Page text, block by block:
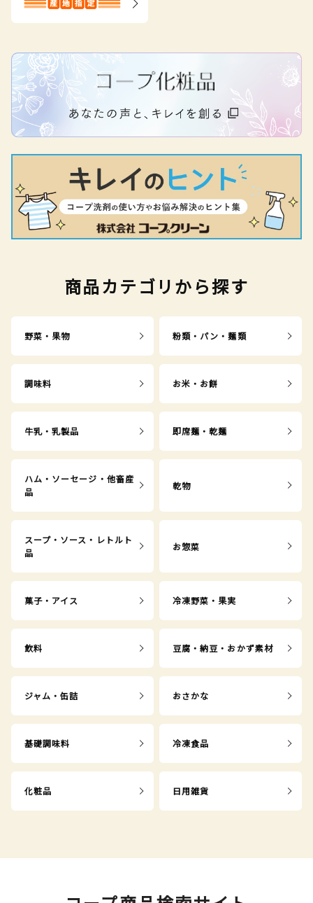
商品カテゴリから探す
野菜・果物 粉類・パン・麺類
調味料 お米・お餅
牛乳・乳製品 即席麺・乾麺
ハム・ソーセージ・他畜産
品
乾物
スープ・ソース・レトルト
品
お惣菜
菓子・アイス 冷凍野菜・果実
飲料 豆腐・納豆・おかず素材
ジャム・缶詰 おさかな
基礎調味料 冷凍食品
化粧品 日用雑貨